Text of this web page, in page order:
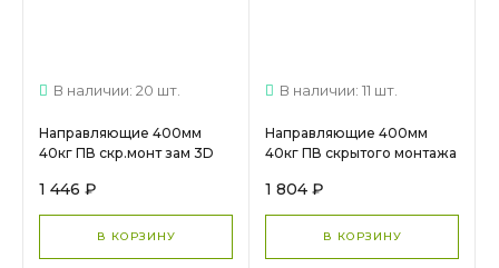
В наличии: 20 шт.
Направляющие 400мм
40кг ПВ скр.монт зам 3D
0016249 МС 1319
1 446 ₽
В КОРЗИНУ
В наличии: 11 шт.
Направляющие 400мм
40кг ПВ скрытого монтажа
(TF10400H), арт. 16254 МС
1711
1 804 ₽
В КОРЗИНУ